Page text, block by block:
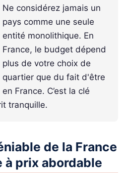
Ne considérez jamais un
pays comme une seule
entité monolithique. En
France, le budget dépend
plus de votre choix de
quartier que du fait d'être
en France. C’est la clé
tranquille.
de la France
à prix abordable